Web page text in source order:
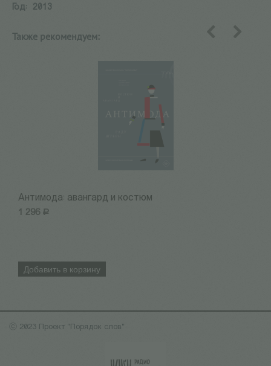
Год:
2013
Также рекомендуем:
Антимода: авангард и костюм
1 296 Р
Добавить в корзину
ⓒ 2023 Проект "Порядок слов"